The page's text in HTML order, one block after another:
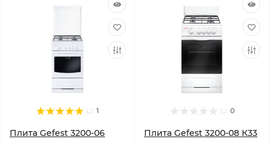
1
Плита Gefest 3200-06
0
Плита Gefest 3200-08 К33